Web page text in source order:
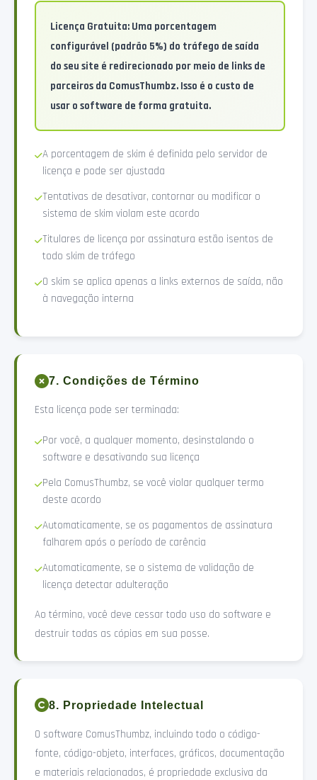
Licença Gratuita: Uma porcentagem
configurável (padrão 5%) do tráfego de saída
do seu site é redirecionado por meio de links de
parceiros da ComusThumbz. Isso é o custo de
usar o software de forma gratuita.
A porcentagem de skim é definida pelo servidor de
licença e pode ser ajustada
Tentativas de desativar, contornar ou modificar o
sistema de skim violam este acordo
Titulares de licença por assinatura estão isentos de
todo skim de tráfego
O skim se aplica apenas a links externos de saída, não
à navegação interna
7. Condições de Término
Esta licença pode ser terminada:
Por você, a qualquer momento, desinstalando o
software e desativando sua licença
Pela ComusThumbz, se você violar qualquer termo
deste acordo
Automaticamente, se os pagamentos de assinatura
falharem após o período de carência
Automaticamente, se o sistema de validação de
licença detectar adulteração
Ao término, você deve cessar todo uso do software e
destruir todas as cópias em sua posse.
8. Propriedade Intelectual
O software ComusThumbz, incluindo todo o código-
fonte, código-objeto, interfaces, gráficos, documentação
e materiais relacionados, é propriedade exclusiva da